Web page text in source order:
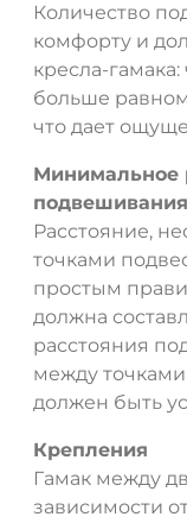
Количество
комфорту и
кресла-
больше
что дает
Минимальное
подвешивания
Расстояние,
точками
простым
должна
расстояния
между
должен быть
Крепления
Гамак между
зависимости